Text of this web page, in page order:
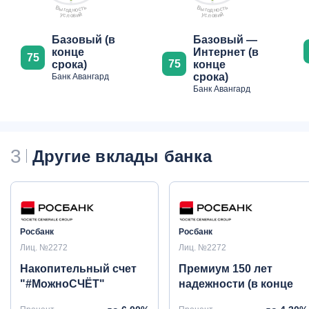
Выгодность
условий
75
Базовый (в
конце
срока)
Банк Авангард
Выгодность
условий
75
Базовый —
Интернет (в
конце
срока)
Банк Авангард
3 Другие вклады банка
Росбанк
Лиц. №2272
Накопительный счет
"#МожноСЧЁТ"
Росбанк
Лиц. №2272
Премиум 150 лет
надежности (в конце